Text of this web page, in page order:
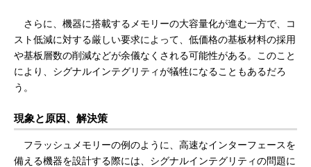
さらに、機器に搭載するメモリーの大容量化が進む一方で、コ
スト低減に対する厳しい要求によって、低価格の基板材料の採用
や基板層数の削減などが余儀なくされる可能性がある。このこと
により、シグナルインテグリティが犠牲になることもあるだろ
う。
現象と原因、解決策
フラッシュメモリーの例のように、高速なインターフェースを
備える機器を設計する際には、シグナルインテグリティの問題に